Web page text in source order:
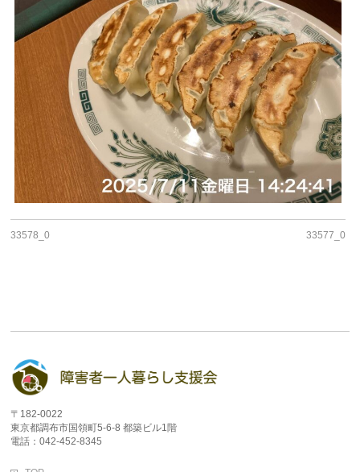
33578_0 33577_0
〒182-0022
東京都調布市国領町5-6-8 都築ビル1階
電話：042-452-8345